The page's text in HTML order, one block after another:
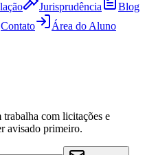
Jurisprudência
Blog
Contato Área do Aluno
com licitações e
avisado primeiro.